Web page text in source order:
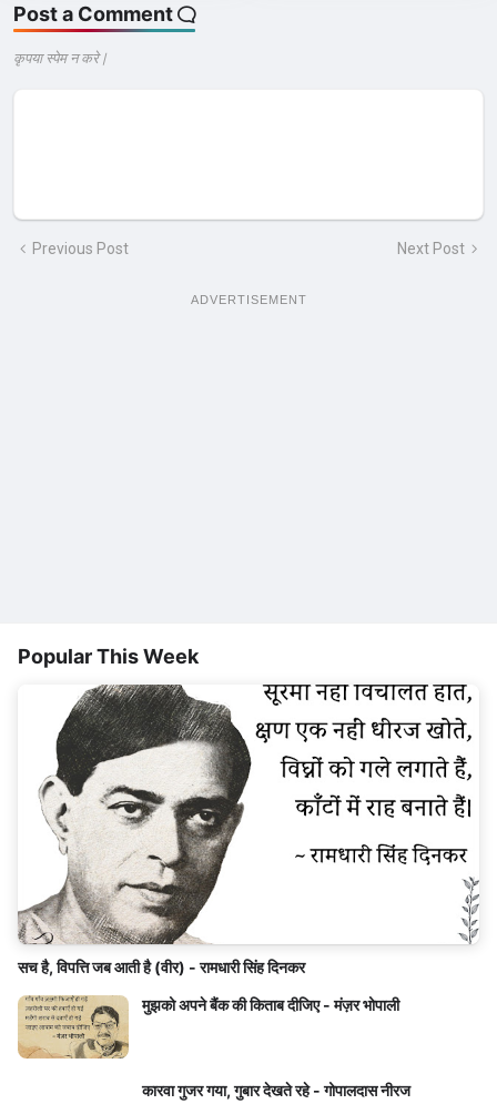
Post a Comment
कृपया स्पेम न करे |
Previous Post Next Post
ADVERTISEMENT
Popular This Week
सच है, विपत्ति जब आती है (वीर) - रामधारी सिंह दिनकर
मुझको अपने बैंक की किताब दीजिए - मंज़र भोपाली
कारवा गुजर गया, गुबार देखते रहे - गोपालदास नीरज